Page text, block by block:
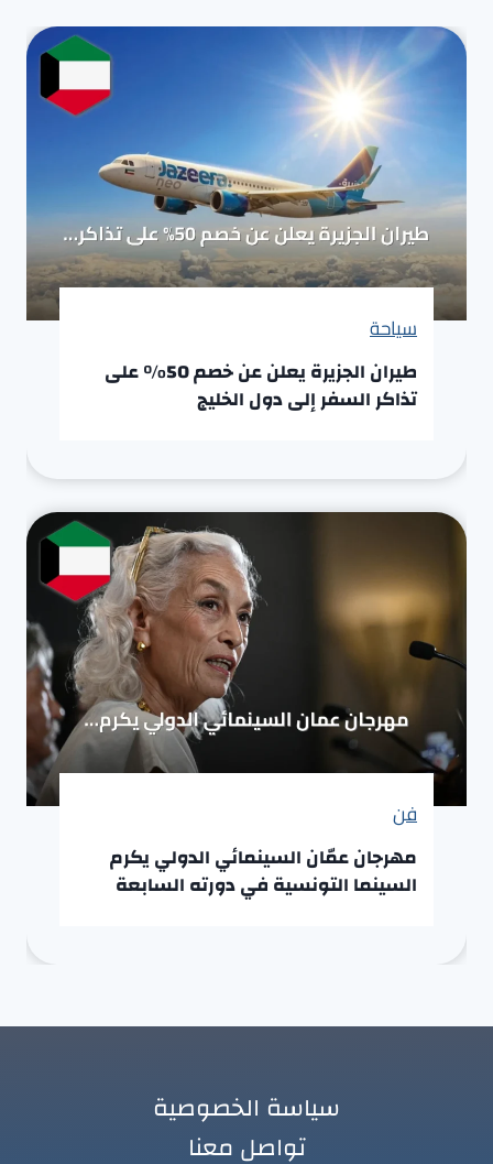
سياحة
طيران الجزيرة يعلن عن خصم 50% على
تذاكر السفر إلى دول الخليج
فن
مهرجان عمّان السينمائي الدولي يكرم
السينما التونسية في دورته السابعة
سياسة الخصوصية
تواصل معنا